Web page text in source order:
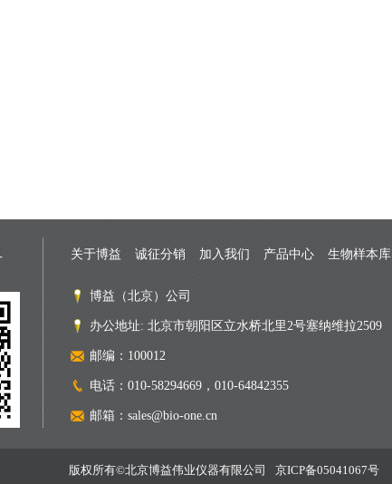
关于博益 诚征分销 加入我们 产品中心 生物样本库
博益（北京）公司
办公地址: 北京市朝阳区立水桥北里2号塞纳维拉2509
邮编：100012
电话：010-58294669，010-64842355
邮箱：sales@bio-one.cn
版权所有©北京博益伟业仪器有限公司 京ICP备05041067号